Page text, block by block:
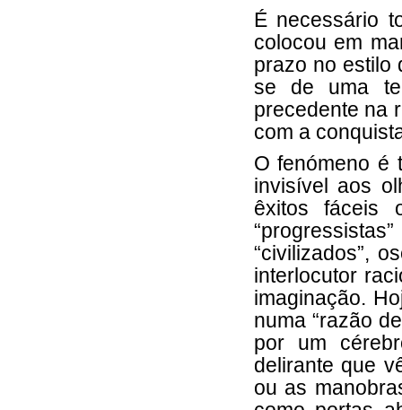
É necessário
colocou em
prazo no estilo
se de uma
precedente na
com a
O fenómeno é
invisível aos
êxitos fáceis
“civilizados”,
interlocutor
imaginação.
numa “razão
por um
delirante que
ou as